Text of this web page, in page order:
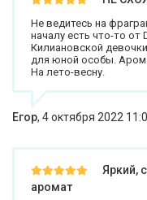
Не ведитесь на
началу есть что-то от
Килиановской
для юной особы.
На лето-весну.
Егор, 4 октября 2022
Яркий,
аромат